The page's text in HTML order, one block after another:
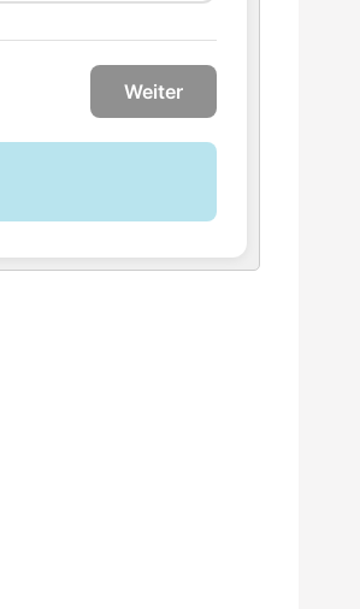
Weiter